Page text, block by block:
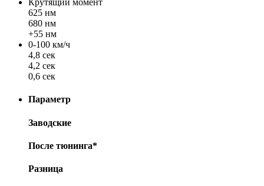
Крутящий момент
625 нм
680 нм
+55 нм
0-100 км/ч
4,8 сек
4,2 сек
0,6 сек
Параметр
Заводские
После тюнинга*
Разница